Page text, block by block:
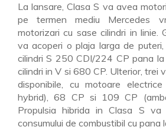
La lansare, Clasa S va avea
pe termen mediu Mercedes
motorizari cu sase cilindri in linie.
va acoperi o plaja larga de
cilindri S 250 CDI/224 CP pana
cilindri in V si 680 CP. Ulterior, trei
disponibile, cu motoare
hybrid), 68 CP si 109 CP
Propulsia hibrida in Clasa S va
consumului de combustibil cu pana